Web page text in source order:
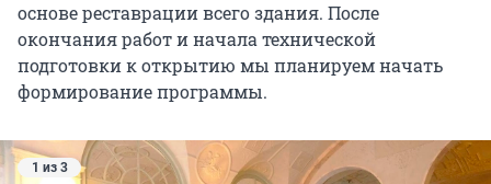
основе реставрации всего здания. После
окончания работ и начала технической
подготовки к открытию мы планируем начать
формирование программы.
1 из 3